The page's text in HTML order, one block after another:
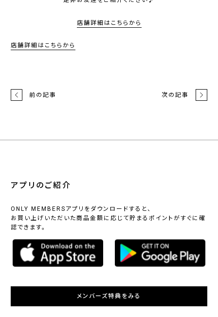
店舗詳細はこちらから
店舗詳細はこちらから
前の記事 次の記事
アプリのご紹介
ONLY MEMBERSアプリをダウンロードすると、
お買い上げいただいた商品金額に応じて貯まるポイントがすぐに確
認できます。
メンバーズ特典をみる